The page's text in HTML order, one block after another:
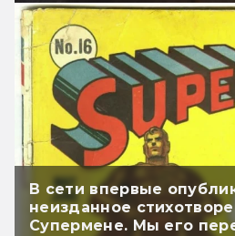
В сети впервые
неизданное
Супермене. Мы его